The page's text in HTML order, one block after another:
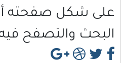
على شكل صفحته
البحث والتصفح